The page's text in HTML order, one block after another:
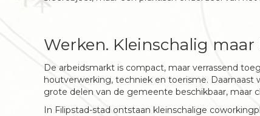
Werken. Kleinschalig
De arbeidsmarkt is compact, maar verrassend
houtverwerking, techniek en toerisme. Daarnaast
grote delen van de gemeente beschikbaar, maar
In Filipstad-stad ontstaan kleinschalige